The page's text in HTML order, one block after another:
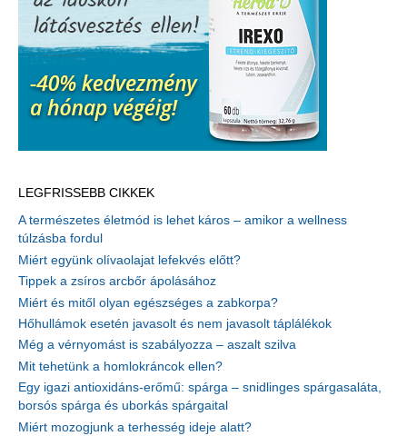
LEGFRISSEBB CIKKEK
A természetes életmód is lehet káros – amikor a wellness
túlzásba fordul
Miért együnk olívaolajat lefekvés előtt?
Tippek a zsíros arcbőr ápolásához
Miért és mitől olyan egészséges a zabkorpa?
Hőhullámok esetén javasolt és nem javasolt táplálékok
Még a vérnyomást is szabályozza – aszalt szilva
Mit tehetünk a homlokráncok ellen?
Egy igazi antioxidáns-erőmű: spárga – snidlinges spárgasaláta,
borsós spárga és uborkás spárgaital
Miért mozogjunk a terhesség ideje alatt?